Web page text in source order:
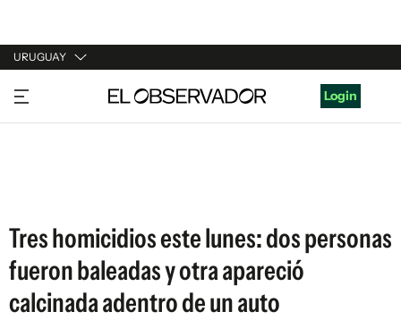
URUGUAY
URUGUAY
ARGENTINA
Login
Tres homicidios este lunes: dos personas
fueron baleadas y otra apareció
calcinada adentro de un auto